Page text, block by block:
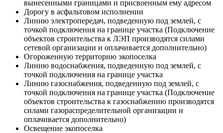
вынесенными границами и присвоенным ему адресом
Дорогу в асфальтовом исполнении
Линию электропередач, подведенную под землей, с
точкой подключения на границе участка (Подключение
объектов строительства к ЛЭП производятся силами
сетевой организации и оплачивается дополнительно)
Огороженную территорию экопоселка
Линию водоснабжения, подведенную под землей, с
точкой подключения на границе участка
Линию газоснабжения, подведенную под землей, с
точкой подключения на границе участка (Подключение
объектов строительства к газоснабжению производятся
силами газораспределительной организации и
оплачивается дополнительно)
Освещение экопоселка